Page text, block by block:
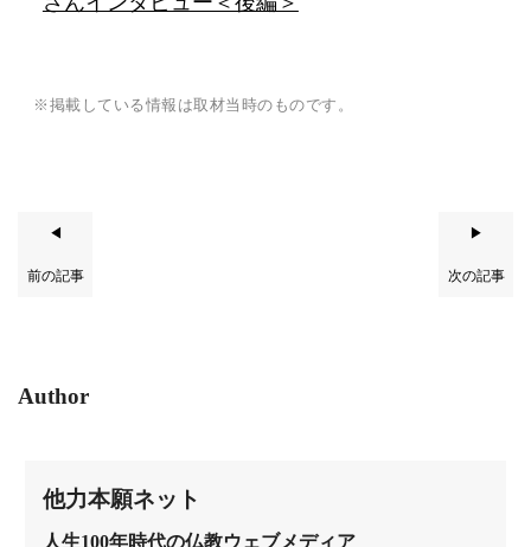
※掲載している情報は取材当時のものです。
◀
前の記事
▶
次の記事
Author
他力本願ネット
人生100年時代の仏教ウェブメディア